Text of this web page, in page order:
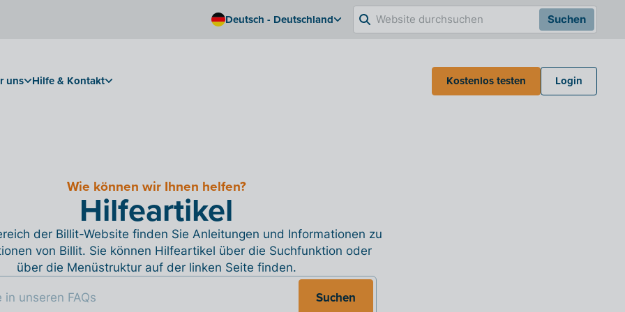
Deutsch - Deutschland Suchen
uns Hilfe & Kontakt Kostenlos testen Login
Wie können wir Ihnen helfen?
Hilfeartikel
der Billit-Website finden Sie Anleitungen und Informationen zu
von Billit. Sie können Hilfeartikel über die Suchfunktion oder
über die Menüstruktur auf der linken Seite finden.
Suchen